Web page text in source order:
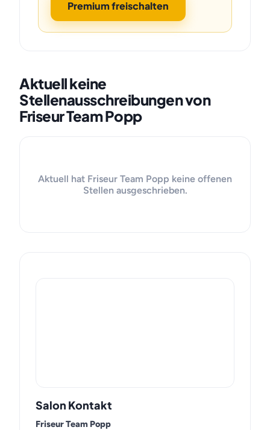
Premium freischalten
Aktuell keine
Stellenausschreibungen von
Friseur Team Popp
Aktuell hat Friseur Team Popp keine offenen
Stellen ausgeschrieben.
Salon Kontakt
Friseur Team Popp